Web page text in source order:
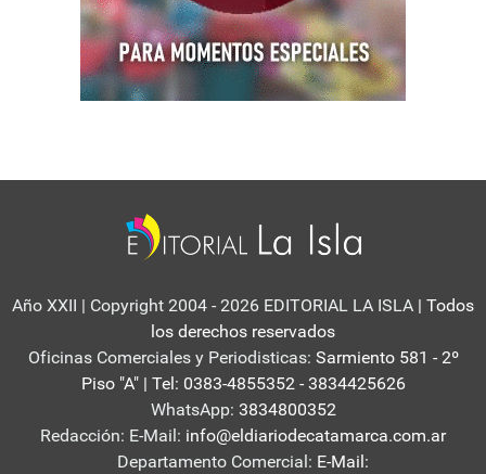
Año XXII | Copyright 2004 - 2026 EDITORIAL LA ISLA | Todos
los derechos reservados
Oficinas Comerciales y Periodisticas: Sarmiento 581 - 2º
Piso "A" | Tel: 0383-4855352 - 3834425626
WhatsApp: 3834800352
Redacción: E-Mail: info@eldiariodecatamarca.com.ar
Departamento Comercial: E-Mail: